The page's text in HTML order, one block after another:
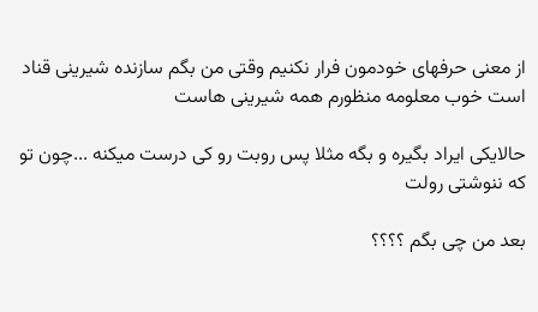
از معنی حرفهای خودمون فرار نکنیم وقتی من بگم سازنده شیرینی قناد
است خوب معلومه منظورم همه شیرینی هاست
حالایکی ایراد بگیره و بگه مثلا پس روبت رو کی درست میکنه ...چون تو
که ننوشتی رولت
بعد من چی بگم ؟؟؟؟